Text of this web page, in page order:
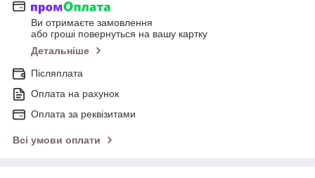
Ви отримаєте замовлення
або гроші повернуться на вашу картку
Детальніше
Післяплата
Оплата на рахунок
Оплата за реквізитами
Всі умови оплати